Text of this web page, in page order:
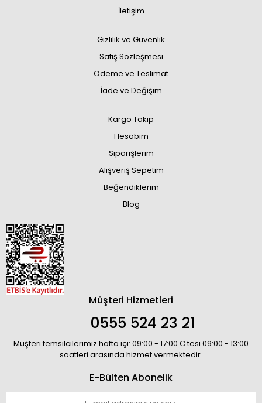
İletişim
Gizlilik ve Güvenlik
Satış Sözleşmesi
Ödeme ve Teslimat
İade ve Değişim
Kargo Takip
Hesabım
Siparişlerim
Alışveriş Sepetim
Beğendiklerim
Blog
Müşteri Hizmetleri
0555 524 23 21
Müşteri temsilcilerimiz hafta içi: 09:00 - 17:00 C.tesi 09:00 - 13:00
saatleri arasında hizmet vermektedir.
E-Bülten Abonelik